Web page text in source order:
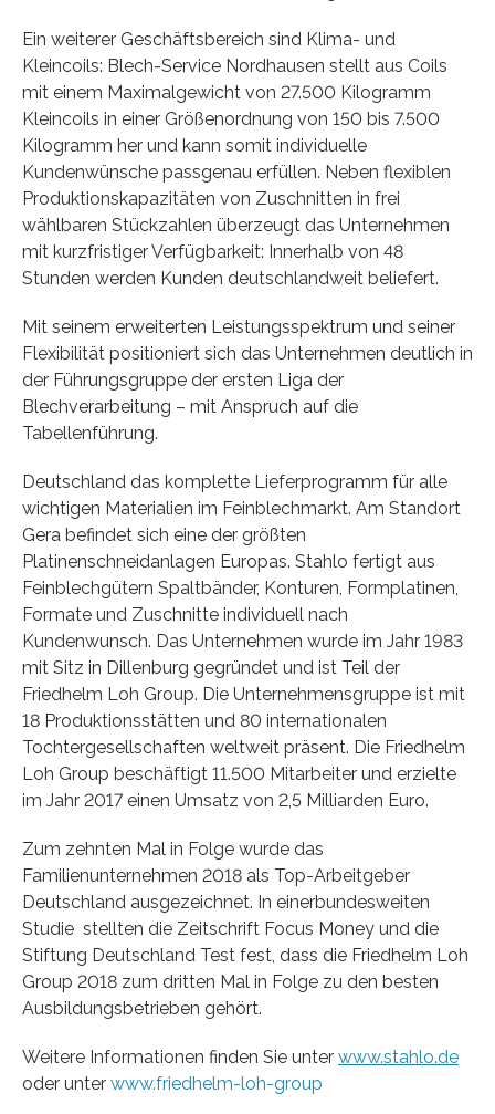
Ein weiterer Geschäftsbereich sind Klima- und
Kleincoils: Blech-Service Nordhausen stellt aus Coils
mit einem Maximalgewicht von 27.500 Kilogramm
Kleincoils in einer Größenordnung von 150 bis 7.500
Kilogramm her und kann somit individuelle
Kundenwünsche passgenau erfüllen. Neben flexiblen
Produktionskapazitäten von Zuschnitten in frei
wählbaren Stückzahlen überzeugt das Unternehmen
mit kurzfristiger Verfügbarkeit: Innerhalb von 48
Stunden werden Kunden deutschlandweit beliefert.
Mit seinem erweiterten Leistungsspektrum und seiner
Flexibilität positioniert sich das Unternehmen deutlich in
der Führungsgruppe der ersten Liga der
Blechverarbeitung – mit Anspruch auf die
Tabellenführung.
Deutschland das komplette Lieferprogramm für alle
wichtigen Materialien im Feinblechmarkt. Am Standort
Gera befindet sich eine der größten
Platinenschneidanlagen Europas. Stahlo fertigt aus
Feinblechgütern Spaltbänder, Konturen, Formplatinen,
Formate und Zuschnitte individuell nach
Kundenwunsch. Das Unternehmen wurde im Jahr 1983
mit Sitz in Dillenburg gegründet und ist Teil der
Friedhelm Loh Group. Die Unternehmensgruppe ist mit
18 Produktionsstätten und 80 internationalen
Tochtergesellschaften weltweit präsent. Die Friedhelm
Loh Group beschäftigt 11.500 Mitarbeiter und erzielte
im Jahr 2017 einen Umsatz von 2,5 Milliarden Euro.
Zum zehnten Mal in Folge wurde das
Familienunternehmen 2018 als Top-Arbeitgeber
Deutschland ausgezeichnet. In einerbundesweiten
Studie stellten die Zeitschrift Focus Money und die
Stiftung Deutschland Test fest, dass die Friedhelm Loh
Group 2018 zum dritten Mal in Folge zu den besten
Ausbildungsbetrieben gehört.
Weitere Informationen finden Sie unter www.stahlo.de
oder unter www.friedhelm-loh-group